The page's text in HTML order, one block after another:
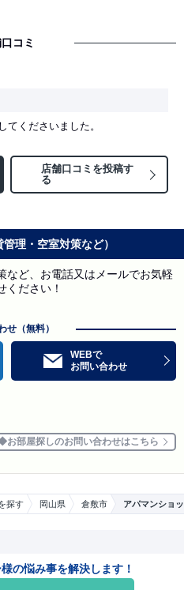
探す 岡山県 倉敷市 アパマンショ
コミ
てくださいました。
店舗口コミを投稿す
る
理・空室対策など）
など、お電話又はメールでお気軽
ください！
せ（無料）
WEBで
お問い合わせ
お部屋探しのお問い合わせはこちら
の悩み事を解決します！